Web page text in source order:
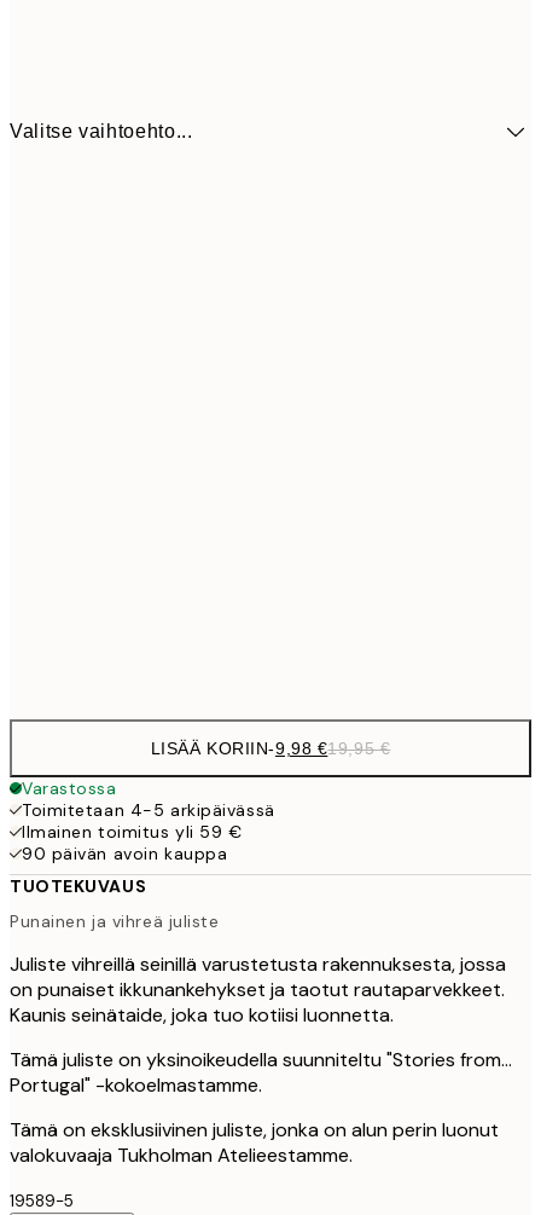
Valitse vaihtoehto...
LISÄÄ KORIIN-9,98 €19,95 €
Varastossa
Toimitetaan 4-5 arkipäivässä
Ilmainen toimitus yli 59 €
90 päivän avoin kauppa
TUOTEKUVAUS
Punainen ja vihreä juliste
Juliste vihreillä seinillä varustetusta rakennuksesta, jossa
on punaiset ikkunankehykset ja taotut rautaparvekkeet.
Kaunis seinätaide, joka tuo kotiisi luonnetta.
Tämä juliste on yksinoikeudella suunniteltu "Stories from...
Portugal" -kokoelmastamme.
Tämä on eksklusiivinen juliste, jonka on alun perin luonut
valokuvaaja Tukholman Atelieestamme.
19589-5